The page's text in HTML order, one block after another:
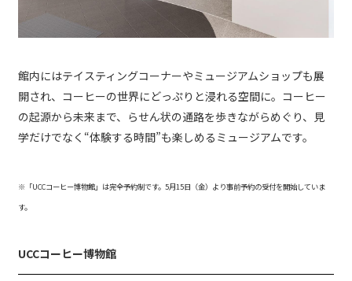
館内にはテイスティングコーナーやミュージアムショップも展
開され、コーヒーの世界にどっぷりと浸れる空間に。コーヒー
の起源から未来まで、らせん状の通路を歩きながらめぐり、見
学だけでなく“体験する時間”も楽しめるミュージアムです。
※「UCCコーヒー博物館」は完全予約制です。5月15日（金）より事前予約の受付を開始していま
す。
UCCコーヒー博物館